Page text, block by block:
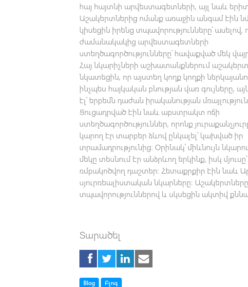
հայ հայտնի արվեստագետների, այլ նաև
Աշակերտներից ոմանք առաջին անգամ էին
կիսեցին իրենց տպավորությունները՝
ժամանակակից արվեստագետների
ստեղծագործությունները՝ հավաքված մեկ
Հայ նկարիչների աշխատանքներում
նկատեցին, որ այստեղ կողք կողքի
ինչպես հայկական բնության վառ գույները,
էլ՝ երբեմն դաժան իրականության
Ցուցադրված էին նաև աբստրակտ ոճի
ստեղծագործություններ, որոնք
կարող էր տարբեր ձևով ընկալել՝ կախված իր
տրամադրությունից։ Օրինակ՝ միևնույն
մեկը տեսնում էր անձրևող երկինք, իսկ մյուսը՝
ռմբակոծվող դաշտեր։ Հետաքրքիր էին նաև
սյուրռեալիստական նկարները։
տպավորություններով և սկսեցին ակտիվ
Տարածել
TagBlog TagԲլոգ